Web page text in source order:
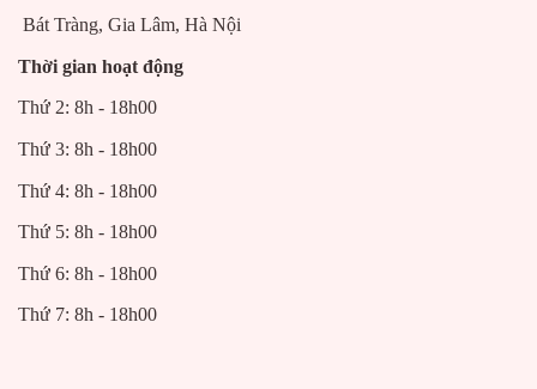
Bát Tràng, Gia Lâm, Hà Nội
Thời gian hoạt động
Thứ 2: 8h - 18h00
Thứ 3: 8h - 18h00
Thứ 4: 8h - 18h00
Thứ 5: 8h - 18h00
Thứ 6: 8h - 18h00
Thứ 7: 8h - 18h00